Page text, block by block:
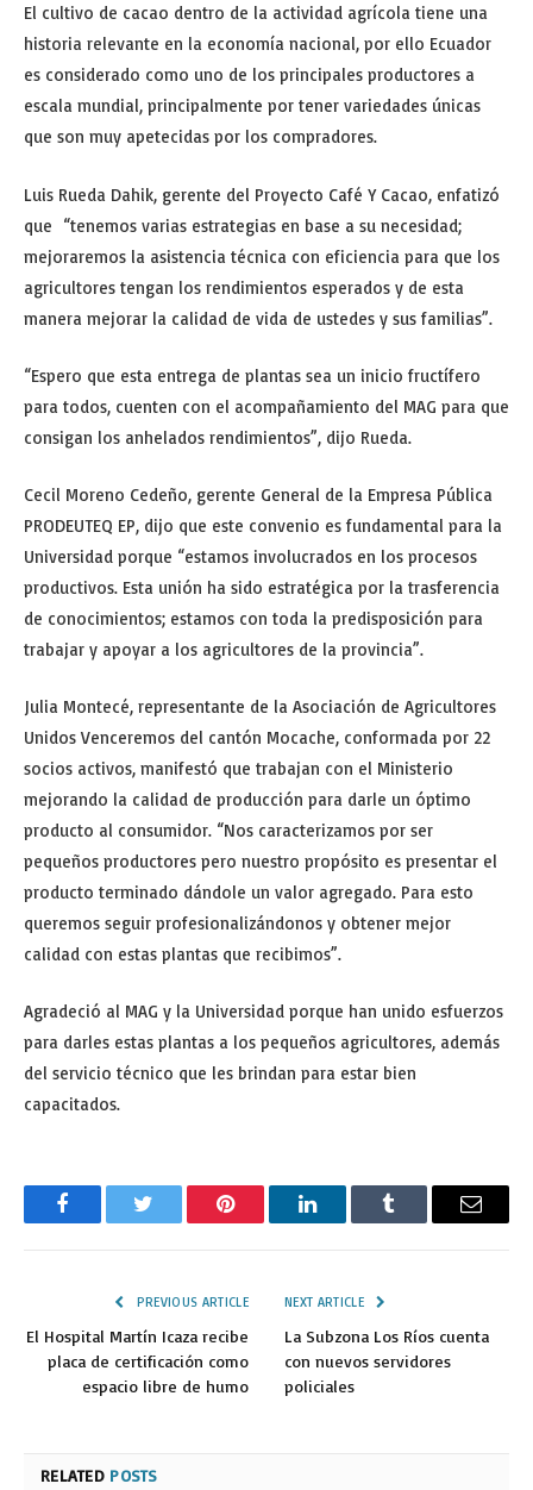
El cultivo de cacao dentro de la actividad agrícola tiene una
historia relevante en la economía nacional, por ello Ecuador
es considerado como uno de los principales productores a
escala mundial, principalmente por tener variedades únicas
que son muy apetecidas por los compradores.
Luis Rueda Dahik, gerente del Proyecto Café Y Cacao, enfatizó
que “tenemos varias estrategias en base a su necesidad;
mejoraremos la asistencia técnica con eficiencia para que los
agricultores tengan los rendimientos esperados y de esta
manera mejorar la calidad de vida de ustedes y sus familias”.
“Espero que esta entrega de plantas sea un inicio fructífero
para todos, cuenten con el acompañamiento del MAG para que
consigan los anhelados rendimientos”, dijo Rueda.
Cecil Moreno Cedeño, gerente General de la Empresa Pública
PRODEUTEQ EP, dijo que este convenio es fundamental para la
Universidad porque “estamos involucrados en los procesos
productivos. Esta unión ha sido estratégica por la trasferencia
de conocimientos; estamos con toda la predisposición para
trabajar y apoyar a los agricultores de la provincia”.
Julia Montecé, representante de la Asociación de Agricultores
Unidos Venceremos del cantón Mocache, conformada por 22
socios activos, manifestó que trabajan con el Ministerio
mejorando la calidad de producción para darle un óptimo
producto al consumidor. “Nos caracterizamos por ser
pequeños productores pero nuestro propósito es presentar el
producto terminado dándole un valor agregado. Para esto
queremos seguir profesionalizándonos y obtener mejor
calidad con estas plantas que recibimos”.
Agradeció al MAG y la Universidad porque han unido esfuerzos
para darles estas plantas a los pequeños agricultores, además
del servicio técnico que les brindan para estar bien
capacitados.
FacebookTwitter Pinterest LinkedInTumblr Email
PREVIOUS ARTICLE
El Hospital Martín Icaza recibe
placa de certificación como
espacio libre de humo
NEXT ARTICLE
La Subzona Los Ríos cuenta
con nuevos servidores
policiales
RELATED POSTS